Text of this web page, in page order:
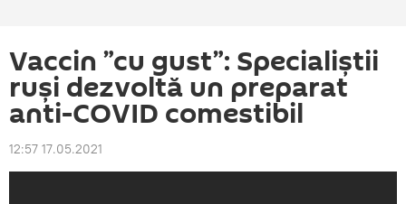
Vaccin ”cu gust”: Specialiștii
ruși dezvoltă un preparat
anti-COVID comestibil
12:57 17.05.2021